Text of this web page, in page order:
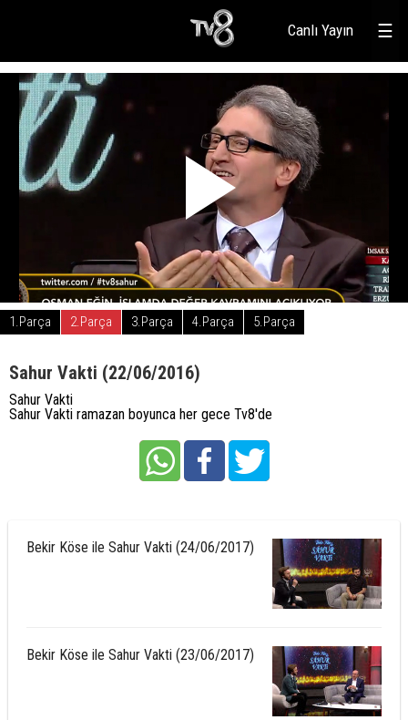
☰
Canlı Yayın
1.Parça 2.Parça 3.Parça 4.Parça 5.Parça
Sahur Vakti (22/06/2016)
Sahur Vakti
Sahur Vakti ramazan boyunca her gece Tv8'de
Bekir Köse ile Sahur Vakti (24/06/2017)
Bekir Köse ile Sahur Vakti (23/06/2017)